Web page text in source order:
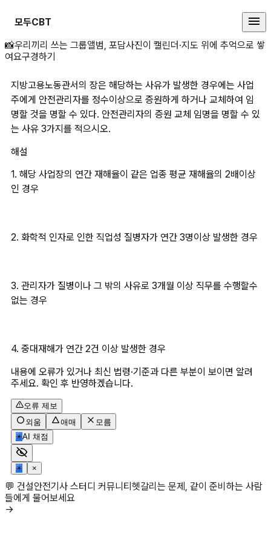
모두CBT
지방고용노동관서의 장은 해당하
📸우리끼리 쓰는 그룹앨범, 포담사진이 캘린더·지도 위에 추억으로 쌓
여요구경하기
지방고용노동관서의 장은 해당하는 사유가 발생한 경우에는 사업
주에게 안전관리자를 정수이상으로 증원하게 하거나 교체하여 임
명할 것을 명할 수 있다. 안전관리자의 증원 교체 임명을 명할 수 있
는 사유 3가지를 적으시오.
해설
1. 해당 사업장의 연간 재해율이 같은 업종 평균 재해율의 2배이상
인 경우
2. 화학적 인자로 인한 직업성 질병자가 연간 3명이상 발생한 경우
3. 관리자가 질병이나 그 밖의 사유로 3개월 이상 직무를 수행할수
없는 경우
4. 중대재해가 연간 2건 이상 발생한 경우
내용에 오류가 있거나 최신 법령·기준과 다른 부분이 보이면 알려
주세요. 확인 후 반영하겠습니다.
오류 제보
외움
애매
모름
✳AI 채점
✳ ×
💬 건설안전기사 스터디 커뮤니티헷갈리는 문제, 같이 준비하는 사람
들에게 물어보세요
→